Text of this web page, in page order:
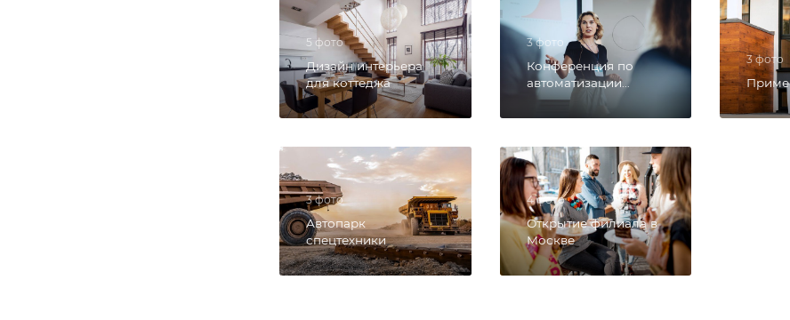
5 фото
Дизайн интерьера
для коттеджа
3 фото
Конференция по
автоматизации
бизнеса
3 фото
3 фото
Автопарк
спецтехники
4 фото
Открытие филиала в
Москве
Добавляйте товарыв корзину
Оплачивайте сегодня только
% картой любого банка
Получайте товарвыбранный способом